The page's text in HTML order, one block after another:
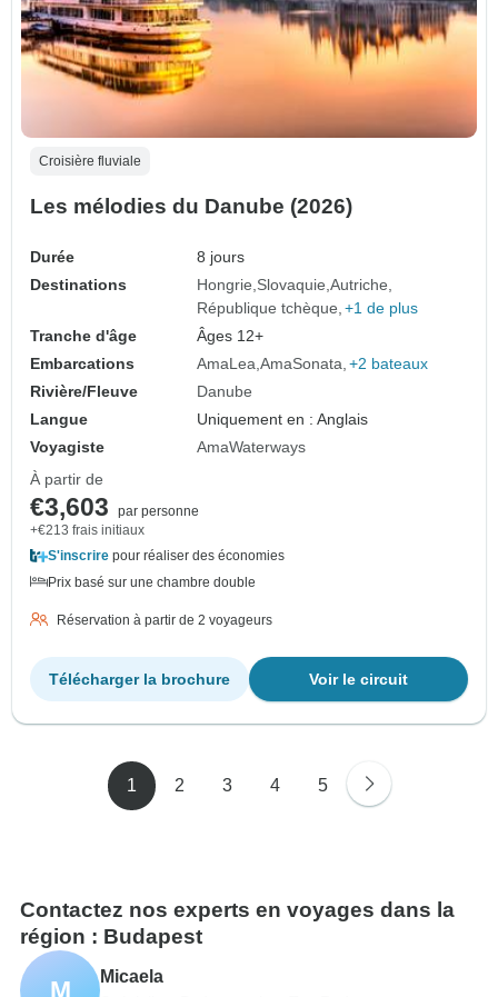
Croisière fluviale
Les mélodies du Danube (2026)
Durée
8 jours
Destinations
Hongrie Slovaquie Autriche
République tchèque +1 de plus
Tranche d'âge
Âges 12+
Embarcations
AmaLea AmaSonata +2 bateaux
Rivière/Fleuve
Danube
Langue
Uniquement en : Anglais
Voyagiste
AmaWaterways
À partir de
€3,603
par personne
+€213 frais initiaux
S'inscrire pour réaliser des économies
Prix basé sur une chambre double
Réservation à partir de 2 voyageurs
Voir le circuit
Télécharger la brochure
1 2 3 4 5
Contactez nos experts en voyages dans la
région : Budapest
M Micaela